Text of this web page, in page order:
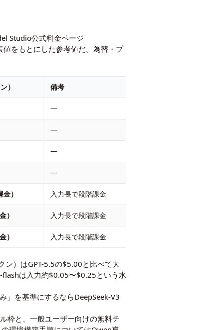
Studio公式料金ページ
をもとにした参考値だ。為替・プ
） 備考
—
—
—
—
） 入力長で段階課金
） 入力長で段階課金
） 入力長で段階課金
）はGPT-5.5の$5.00と比べて大
は入力約$0.05〜$0.25という水
」を基準にするならDeepSeek-V3
枠と、一般ユーザー向けの無料チ